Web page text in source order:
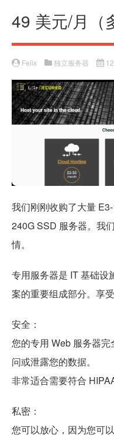
49 美元/月（
Felix 独立服务器
我们刚刚收购了大量
240G SSD 服务器。我
情。
专用服务器是 IT 基础设
案的重要组成部分。享
安全：
您的专用 Web 服务器
问或泄露您的数据。
非常适合需要符合
私密：
您可以放心，因为您可